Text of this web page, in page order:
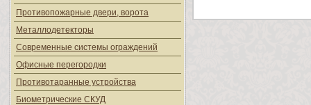
Противопожарные двери, ворота
Металлодетекторы
Современные системы ограждений
Офисные перегородки
Противотаранные устройства
Биометрические СКУД